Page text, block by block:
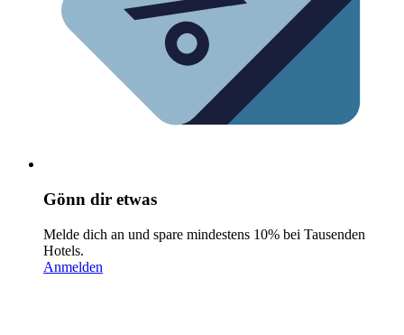
Gönn dir etwas
Melde dich an und spare mindestens 10% bei Tausenden
Hotels.
Anmelden